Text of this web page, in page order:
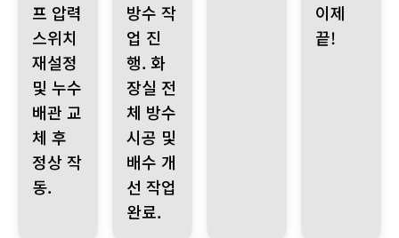
프 압력
스위치
재설정
및 누수
배관 교
체 후
정상 작
동.
방수 작
업 진
행. 화
장실 전
체 방수
시공 및
배수 개
선 작업
완료.
이제
끝!